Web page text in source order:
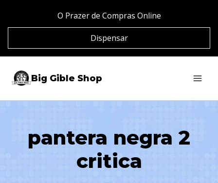
Conteúdo
O Prazer de Compras Online
Dispensar
Big Gible Shop
pantera negra 2
critica